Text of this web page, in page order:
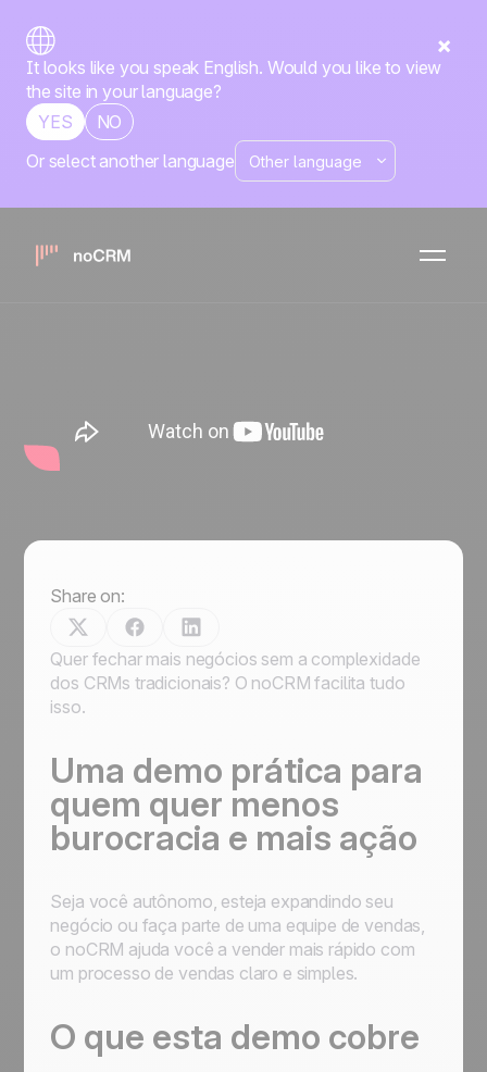
It looks like you speak English. Would you like to view
the site in your language?
YES
NO
Or select another language
Product Demo: Primeiros
passos com noCRM
Share on:
Quer fechar mais negócios sem a complexidade
dos CRMs tradicionais? O noCRM facilita tudo
isso.
Uma demo prática para
quem quer menos
burocracia e mais ação
Seja você autônomo, esteja expandindo seu
negócio ou faça parte de uma equipe de vendas,
o noCRM ajuda você a vender mais rápido com
um processo de vendas claro e simples.
O que esta demo cobre